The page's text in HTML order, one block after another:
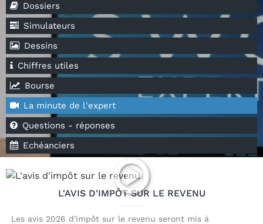
Dossiers
Simulateurs
Dessins
Chiffres utiles
Bourse
La minute de l'expert
Questions - réponses
Echéanciers
L'AVIS D'IMPÔT SUR LE REVENU
Les avis 2026 d'impôt sur le revenu seront mis à